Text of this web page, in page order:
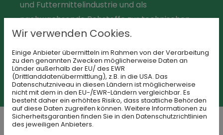
und Futtermittelindustrie und als
nachwachsende Rohstoffe zur technischen
Verwendung. Unsere Prozesse sind
dementsprechend optimiert, sodass wir
unsere hohe Produktqualität jederzeit
gewährleisten können.
Wir verwenden Cookies.
Einige Anbieter übermitteln im Rahmen von der Verarbeitung
zu den genannten Zwecken möglicherweise Daten an
Länder außerhalb der EU/ des EWR
(Drittlanddatenübermittlung), z.B. in die USA. Das
Datenschutzniveau in diesen Ländern ist möglicherweise
nicht mit dem in den EU-/EWR-Ländern vergleichbar. Es
besteht daher ein erhöhtes Risiko, dass staatliche Behörden
auf diese Daten zugreifen können. Weitere Informationen zu
Sicherheitsgarantien finden Sie in den Datenschutzrichtlinien
des jeweiligen Anbieters.